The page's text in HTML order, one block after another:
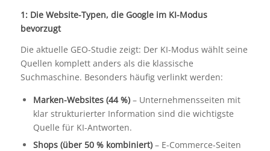
1: Die Website-Typen, die Google im KI-Modus
bevorzugt
Die aktuelle GEO-Studie zeigt: Der KI-Modus wählt seine
Quellen komplett anders als die klassische
Suchmaschine. Besonders häufig verlinkt werden:
Marken-Websites (44 %)– Unternehmensseiten mit
klar strukturierter Information sind die wichtigste
Quelle für KI-Antworten.
Shops (über 50 % kombiniert)– E-Commerce-Seiten